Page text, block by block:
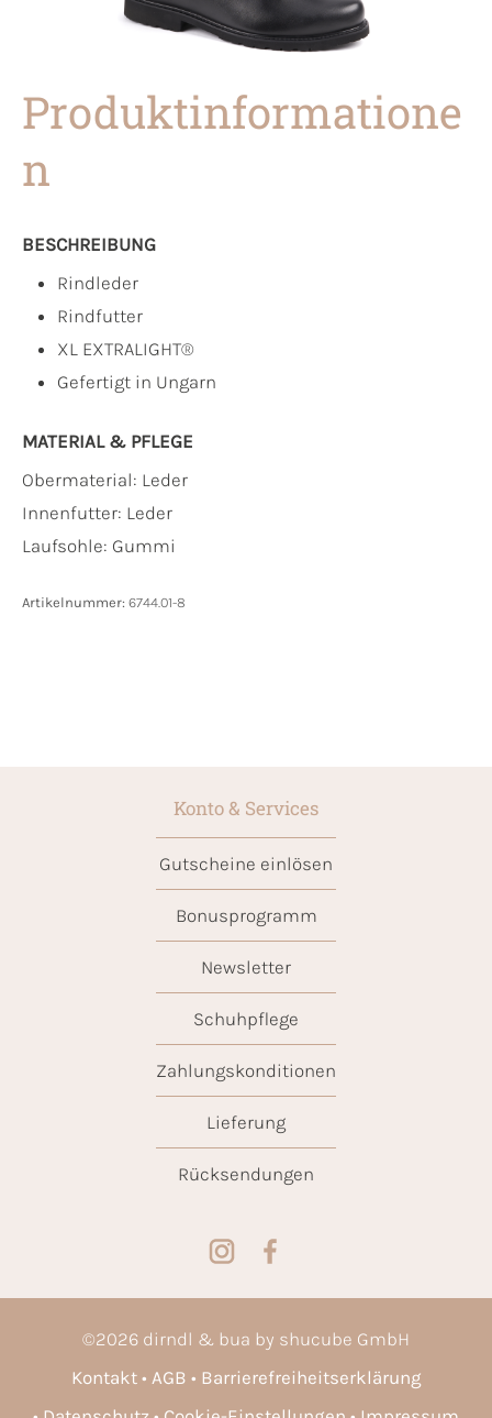
Produktinformatione
n
BESCHREIBUNG
Rindleder
Rindfutter
XL EXTRALIGHT®
Gefertigt in Ungarn
MATERIAL & PFLEGE
Obermaterial: Leder
Innenfutter: Leder
Laufsohle: Gummi
Artikelnummer: 6744.01-8
Konto & Services
Gutscheine einlösen
Bonusprogramm
Newsletter
Schuhpflege
Zahlungskonditionen
Lieferung
Rücksendungen
©2026 dirndl & bua by shucube GmbH
Kontakt
AGB
Barrierefreiheitserklärung